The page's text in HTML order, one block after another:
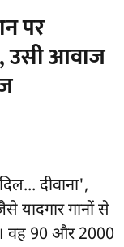
पर
उसी आवाज
दीवाना',
गानों से
वह 90 और 2000